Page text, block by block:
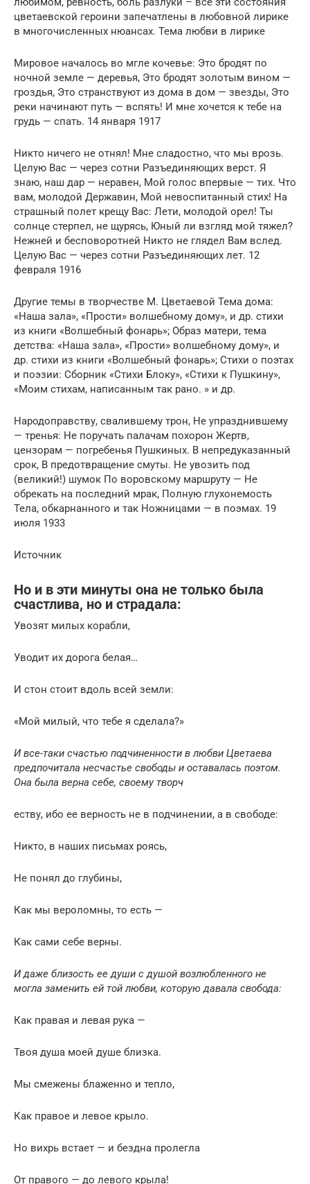
цветаевской героини запечатлены в любовной лирике
в многочисленных нюансах. Тема любви в лирике
Мировое началось во мгле кочевье: Это бродят по
ночной земле — деревья, Это бродят золотым вином —
гроздья, Это странствуют из дома в дом — звезды, Это
реки начинают путь — вспять! И мне хочется к тебе на
грудь — спать. 14 января 1917
Никто ничего не отнял! Мне сладостно, что мы врозь.
Целую Вас — через сотни Разъединяющих верст. Я
знаю, наш дар — неравен, Мой голос впервые — тих. Что
вам, молодой Державин, Мой невоспитанный стих! На
страшный полет крещу Вас: Лети, молодой орел! Ты
солнце стерпел, не щурясь, Юный ли взгляд мой тяжел?
Нежней и бесповоротней Никто не глядел Вам вслед.
Целую Вас — через сотни Разъединяющих лет. 12
февраля 1916
Другие темы в творчестве М. Цветаевой Тема дома:
«Наша зала», «Прости» волшебному дому», и др. стихи
из книги «Волшебный фонарь»; Образ матери, тема
детства: «Наша зала», «Прости» волшебному дому», и
др. стихи из книги «Волшебный фонарь»; Стихи о поэтах
и поэзии: Сборник «Стихи Блоку», «Стихи к Пушкину»,
«Моим стихам, написанным так рано. » и др.
Народоправству, свалившему трон, Не упразднившему
— тренья: Не поручать палачам похорон Жертв,
цензорам — погребенья Пушкиных. В непредуказанный
срок, В предотвращение смуты. Не увозить под
(великий!) шумок По воровскому маршруту — Не
обрекать на последний мрак, Полную глухонемость
Тела, обкарнанного и так Ножницами — в поэмах. 19
июля 1933
Источник
Но и в эти минуты она не только была
счастлива, но и страдала:
Увозят милых корабли,
Уводит их дорога белая…
И стон стоит вдоль всей земли:
«Мой милый, что тебе я сделала?»
И все-таки счастью подчиненности в любви Цветаева
предпочитала несчастье свободы и оставалась поэтом.
Она была верна себе, своему творч
еству, ибо ее верность не в подчинении, а в свободе:
Никто, в наших письмах роясь,
Не понял до глубины,
Как мы вероломны, то есть —
Как сами себе верны.
И даже близость ее души с душой возлюбленного не
могла заменить ей той любви, которую давала свобода:
Как правая и левая рука —
Твоя душа моей душе близка.
Мы смежены блаженно и тепло,
Как правое и левое крыло.
Но вихрь встает — и бездна пролегла
От правого — до левого крыла!